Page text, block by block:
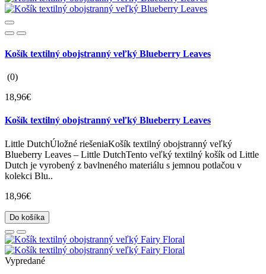
Košík textilný obojstranný veľký Blueberry Leaves
(0)
18,96€
Košík textilný obojstranný veľký Blueberry Leaves
Little DutchÚložné riešeniaKošík textilný obojstranný veľký
Blueberry Leaves – Little DutchTento veľký textilný košík od Little
Dutch je vyrobený z bavlneného materiálu s jemnou potlačou v
kolekci Blu..
18,96€
Do košíka
Vypredané